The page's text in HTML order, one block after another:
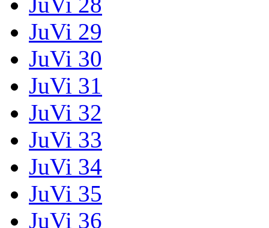
JuVi 29
JuVi 30
JuVi 31
JuVi 32
JuVi 33
JuVi 34
JuVi 35
JuVi 36